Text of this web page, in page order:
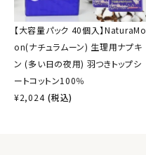
【大容量パック 40個入】NaturaMo
on(ナチュラムーン) 生理用ナプキ
ン (多い日の夜用) 羽つきトップシ
ートコットン100％
¥2,024 (税込)